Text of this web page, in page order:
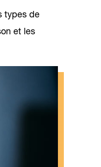
types de
et les